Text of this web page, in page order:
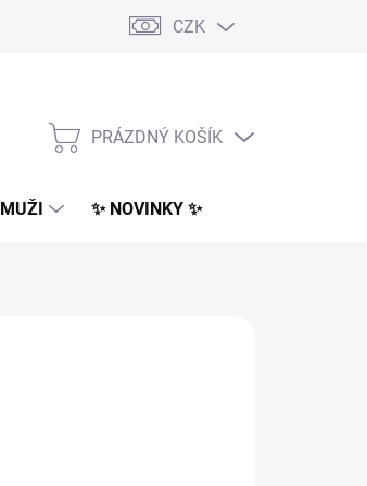
Obchodní podmínky Podmínky ochrany
CZK
NÁKUPNÍ
PRÁZDNÝ KOŠÍK
MUŽI ✨ NOVINKY ✨